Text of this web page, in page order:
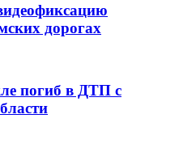
дорогах
погиб в ДТП с